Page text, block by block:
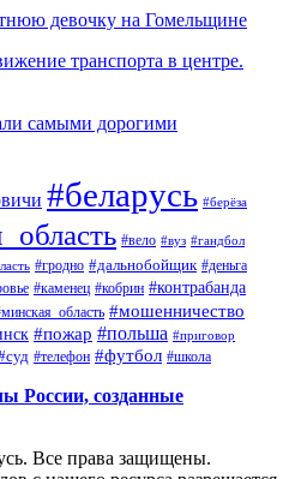
девочку на Гомельщине
транспорта в центре.
самыми дорогими
#беларусь #берёза
#вело #вуз #гандбол
#гродно #дальнобойщик #деньга
#каменец #кобрин #контрабанда
#мошенничество
#пожар #польша #приговор
#телефон #футбол #школа
России, созданные
Все права защищены.